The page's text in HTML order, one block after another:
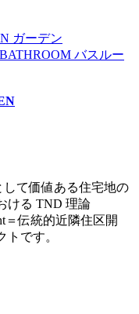
ガーデン
BATHROOM バスルー
して価値ある住宅地の
ける TND 理論
＝伝統的近隣住区開
です。